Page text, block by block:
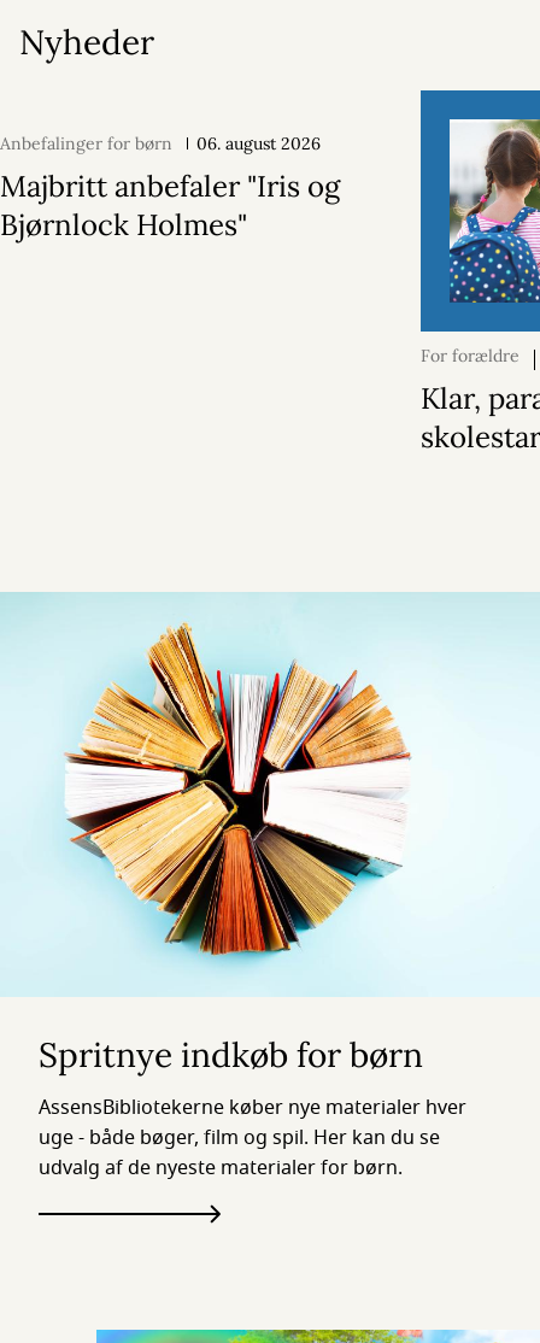
Nyheder
Anbefalinger for børn 06. august 2026
Majbritt anbefaler "Iris og
Bjørnlock Holmes"
For forældre
2026
Klar,
Spritnye indkøb for børn
AssensBibliotekerne køber nye materialer hver
uge - både bøger, film og spil. Her kan du se
udvalg af de nyeste materialer for børn.